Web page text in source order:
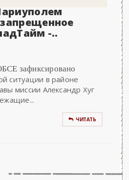
-..
зафиксировано
ситуации в районе
миссии Александр Хуг
ЧИТАТЬ